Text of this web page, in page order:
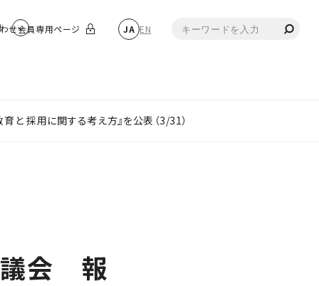
せ会員専用ページ JA EN
採用に関する考え方』を公表（3/31）
議会 報